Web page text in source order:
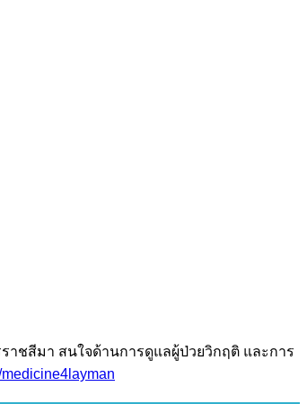
าชสีมา สนใจด้านการดูแลผู้ป่วยวิกฤติ และการ